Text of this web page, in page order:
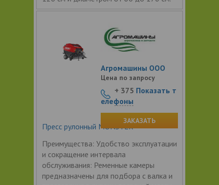
Пресс рулонный MONSTER
Преимущества: Удобство эксплуатации
и сокращение интервала
обслуживания: Ременные камеры
предназначены для подбора с валка и
Агромашины ООО
Цена по запросу
+ 375 Показать т
елефоны
ЗАКАЗАТЬ